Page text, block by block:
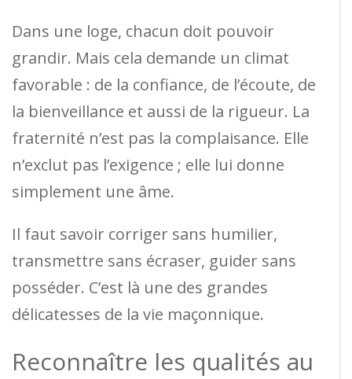
Dans une loge, chacun doit pouvoir
grandir. Mais cela demande un climat
favorable : de la confiance, de l’écoute, de
la bienveillance et aussi de la rigueur. La
fraternité n’est pas la complaisance. Elle
n’exclut pas l’exigence ; elle lui donne
simplement une âme.
Il faut savoir corriger sans humilier,
transmettre sans écraser, guider sans
posséder. C’est là une des grandes
délicatesses de la vie maçonnique.
Reconnaître les qualités au